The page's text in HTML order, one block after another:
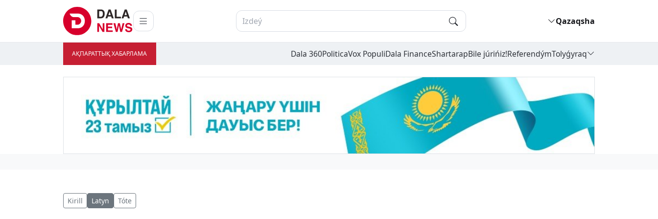
Qazaqsha
АҚПАРАТТЫҚ ХАБАРЛАМА Dala 360PoliticaVox PopuliDala FinanceShartarapBile júrińiz!ReferendýmTolyǵyraq
Kirill Latyn Tóte